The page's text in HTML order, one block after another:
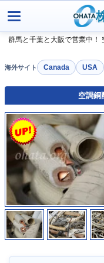
群馬と千葉と大阪で営業中！
Canada USA
空調銅